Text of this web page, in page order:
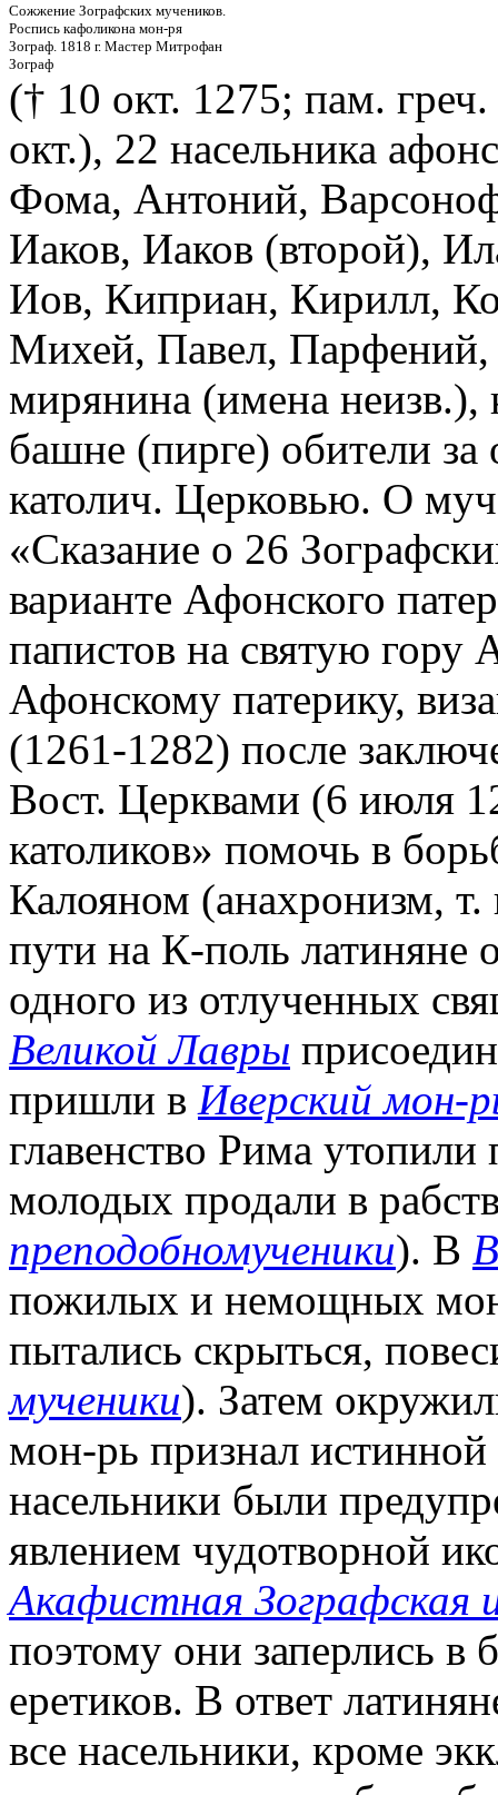
Сожжение Зографских мучеников.
Роспись кафоликона мон-ря
Зограф. 1818 г. Мастер Митрофан
Зограф
(† 10 окт. 1275; пам.
окт.), 22 насельника
Фома, Антоний,
Иаков, Иаков (второй),
Иов, Киприан, Кирилл,
Михей, Павел,
мирянина (имена
башне (пирге) обители
католич. Церковью. О
«Сказание о 26
варианте Афонского
папистов на святую
Афонскому патерику,
(1261-1282) после
Вост. Церквами (6 июля
католиков» помочь в
Калояном (анахронизм,
пути на К-поль латиняне
одного из отлученных
Великой Лавры
пришли в Иверский мон-
главенство Рима
молодых продали в
преподобномученики). В
пожилых и немощных
пытались скрыться,
мученики). Затем
мон-рь признал
насельники были
явлением чудотворной
Акафистная
поэтому они заперлись в
еретиков. В ответ
все насельники, кроме